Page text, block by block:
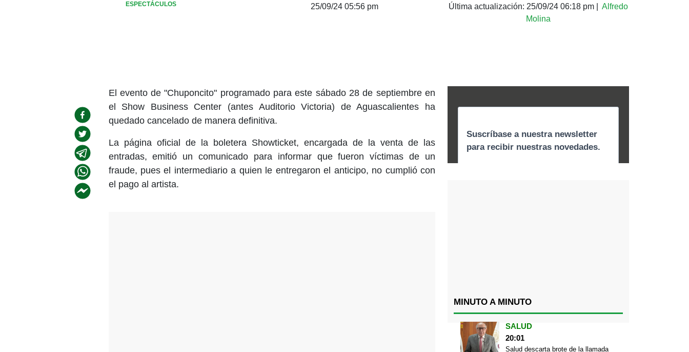
ESPECTÁCULOS 25/09/24 05:56 pm Última actualización: 25/09/24 06:18 pm
Alfredo
Molina
El evento de "Chuponcito" programado para este sábado 28 de septiembre en
el Show Business Center (antes Auditorio Victoria) de Aguascalientes ha
quedado cancelado de manera definitiva.
La página oficial de la boletera Showticket, encargada de la venta de las
entradas, emitió un comunicado para informar que fueron víctimas de un
fraude, pues el intermediario a quien le entregaron el anticipo, no cumplió con
el pago al artista.
MINUTO A MINUTO
SALUD
20:01
Salud descarta brote de la llamada